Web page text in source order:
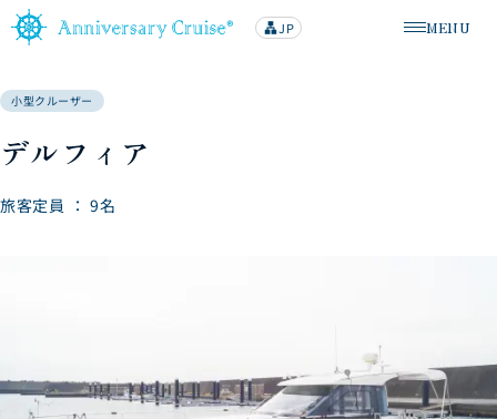
メニューを
MENU
lan
g
JP
小型クルーザー
デルフィア
旅客定員 ： 9名